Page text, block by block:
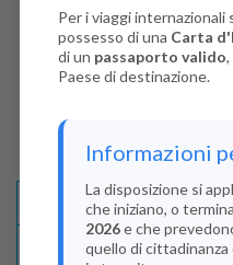
Per i viaggi internazionali
possesso di una Carta
di un passaporto valido
Paese di destinazione.
Informazioni
La disposizione si
che iniziano, o
2026e che
quello di